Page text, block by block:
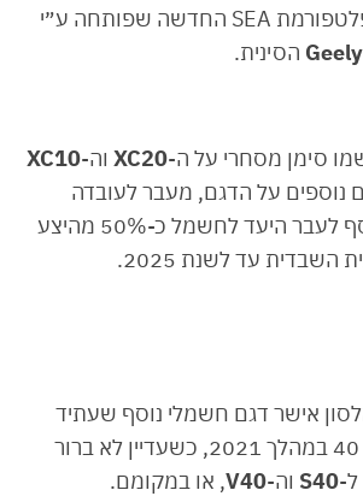
העושה שימוש בפלטפורמת SEA החדשה שפותחה ע״י
Geely הסינית.
סימן מסחרי על ה-XC20 וה-XC10
נוספים על הדגם, מעבר לעובדה
שמדובר בצעד נוסף לעבר היעד לחשמל כ-50% מהיצע
עד לשנת 2025.
אישר דגם חשמלי נוסף שעתיד
לצאת תחת סדרה 40 במהלך 2021, כשעדיין לא ברור
ל-S40 וה-V40, או במקומם.